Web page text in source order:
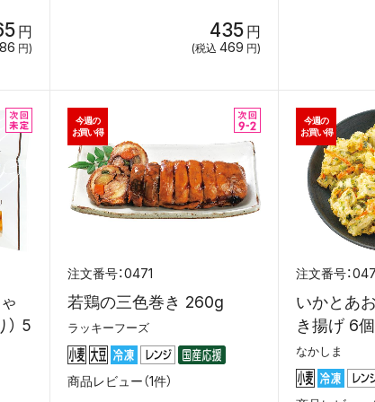
円
円)
435 円
(税込 469 円)
） 5
0471
若鶏の三色巻き 260g
ラッキーフーズ
今週の
お買い得
商品レビュー（1件）
いかとあ
き揚げ 6
なかしま
今週の
お買い得